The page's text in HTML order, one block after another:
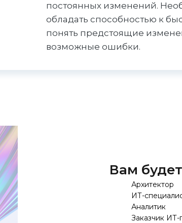
постоянных изменений.
обладать способностью к
понять предстоящие
возможные ошибки.
Вам
Архитектор
ИТ-
Аналитик
Заказчик ИТ-